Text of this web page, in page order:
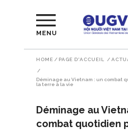
MENU
HOME / PAGE D'ACCUEIL /
/
Déminage au Vietnam : un combat
la terre à la vie
Déminage au
combat quotidien